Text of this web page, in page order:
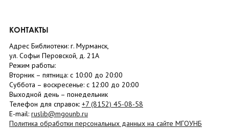
КОНТАКТЫ
Адрес Библиотеки: г. Мурманск,
ул. Софьи Перовской, д. 21А
Режим работы:
Вторник – пятница: с 10:00 до 20:00
Суббота – воскресенье: c 12:00 до 20:00
Выходной день – понедельник
Телефон для справок: +7 (8152) 45-08-58
E-mail: ruslib@mgounb.ru
Политика обработки персональных данных на сайте МГОУНБ